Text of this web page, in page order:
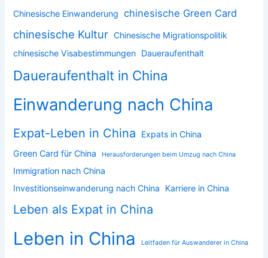
Chinesische Einwanderung chinesische Green Card
chinesische Kultur Chinesische Migrationspolitik
chinesische Visabestimmungen Daueraufenthalt
Daueraufenthalt in China
Einwanderung nach China
Expat-Leben in China
Expats in China
Green Card für China
Herausforderungen beim Umzug nach China
Immigration nach China
Investitionseinwanderung nach China
Karriere in China
Leben als Expat in China
Leben in China Leitfaden für Auswanderer in China